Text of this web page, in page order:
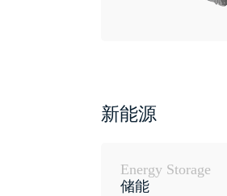
新能源
Energy Storage
储能